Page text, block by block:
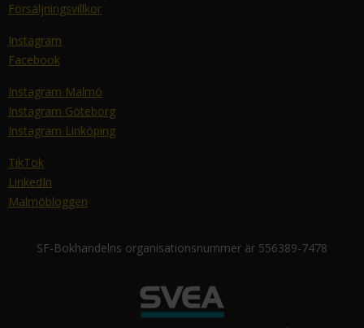
Försäljningsvillkor
Instagram
Facebook
Instagram Malmö
Instagram Göteborg
Instagram Linköping
TikTok
LinkedIn
Malmöbloggen
SF-Bokhandelns organisationsnummer är 556389-7478